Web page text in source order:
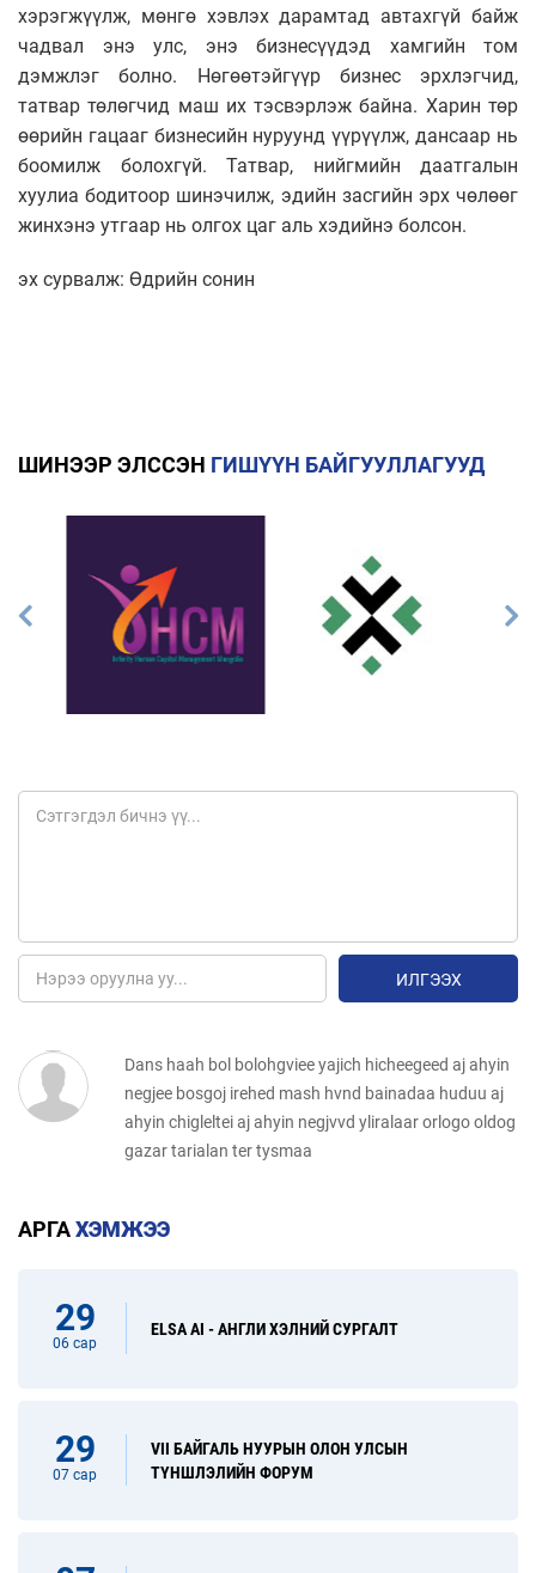
хэрэгжүүлж, мөнгө хэвлэх дарамтад автахгүй байж
чадвал энэ улс, энэ бизнесүүдэд хамгийн том
дэмжлэг болно. Нөгөөтэйгүүр бизнес эрхлэгчид,
татвар төлөгчид маш их тэсвэрлэж байна. Харин төр
өөрийн гацааг бизнесийн нуруунд үүрүүлж, дансаар нь
боомилж болохгүй. Татвар, нийгмийн даатгалын
хуулиа бодитоор шинэчилж, эдийн засгийн эрх чөлөөг
жинхэнэ утгаар нь олгох цаг аль хэдийнэ болсон.
эх сурвалж: Өдрийн сонин
ШИНЭЭР ЭЛССЭН ГИШҮҮН БАЙГУУЛЛАГУУД
ИЛГЭЭХ
Dans haah bol bolohgviee yajich hicheegeed aj ahyin
negjee bosgoj irehed mash hvnd bainadaa huduu aj
ahyin chigleltei aj ahyin negjvvd yliralaar orlogo oldog
gazar tarialan ter tysmaa
АРГАХЭМЖЭЭ
29
06 сар
ELSA AI - АНГЛИ ХЭЛНИЙ СУРГАЛТ
29
07 сар
VII БАЙГАЛЬ НУУРЫН ОЛОН УЛСЫН
ТҮНШЛЭЛИЙН ФОРУМ